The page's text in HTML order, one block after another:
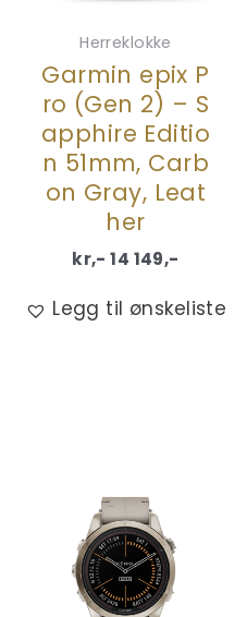
Herreklokke
Garmin epix P
ro (Gen 2) – S
apphire Editio
n 51mm, Carb
on Gray, Leat
her
kr,- 14 149,-
Legg til ønskeliste